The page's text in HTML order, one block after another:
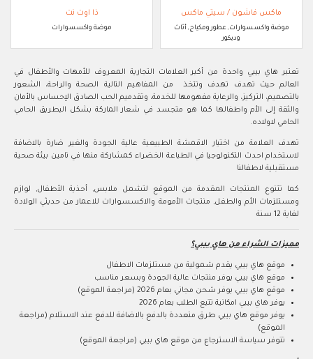
ماكس فاشون / سيتي ماكس
موضة واكسسوارات, عطور ومكياج, أثاث
وديكور
ذا اوت نت
موضة واكسسوارات
تعتبر هاي بيبي واحدة من أكبر العلامات التجارية المعروف للأمهات والأطفال في
العالم حيث تهدف تهدف وتتخذ من المفاهيم التالية الصحة والراحة، الشعور
بالتصميم، التركيز، والرعاية مفهومها للخدمة، وتقدميم الحب الصادق الإحساس بالأمان
والثقة إلى الأم واطفالها كما هو متجسد في شعار الماركة بشكل البطريق الحامي
الحامي لاولاده.
تهدف العلامة من اختيار الاقمشة الطبيعية عالية الجودة والغير ضارة بالاضافة
لاستخدام احدث التكنولوجيا في الطباعة الخضراء كمشاركة منها في تامين بيئة صحية
مستقبلية لاطفالنا
كما تتنوع المنتجات المقدمة من الموقع لتشمل ملابس, أحذية الأطفال, لوازم
ومستلزمات الأم والطفل, منتجات الأمومة والاكسسوارات للاعمار من حديثي الولادة
لغاية 12 سنة
مميزات الشراء من هاي بيبي؟
موقع هاي بيبي يقدم شمولية من مستلزمات الاطفال
موقع هاي بيبي يوفر منتجات عالية الجودة وبسعر مناسب
موقع هاي بيبي يوفر شحن مجاني بعام 2026 (مراجعة الموقع)
يوفر هاي بيبي امكانية تتبع الطلب بعام 2026
يوفر موقع هاي بيبي طرق متعددة بالدفع بالاضافة للدفع عند الاستلام (مراجعة
الموقع)
تتوفر سياسة الاسترجاع من موقع هاي بيبي (مراجعة الموقع)